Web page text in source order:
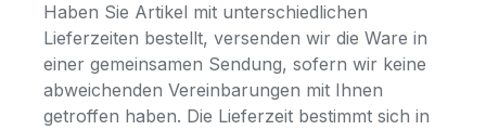
Haben Sie Artikel mit unterschiedlichen
Lieferzeiten bestellt, versenden wir die Ware in
einer gemeinsamen Sendung, sofern wir keine
abweichenden Vereinbarungen mit Ihnen
getroffen haben. Die Lieferzeit bestimmt sich in